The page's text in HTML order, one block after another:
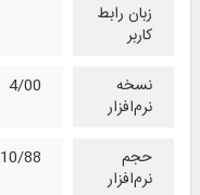
زبان رابط
کاربر
نسخه
نرم‌افزار
4/00
حجم
نرم‌افزار
10/88 گیگابایت